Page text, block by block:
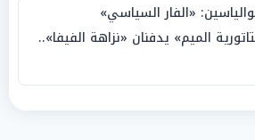
«الفار السياسي»
الميم» يدفنان «نزاهة الفيفا»..